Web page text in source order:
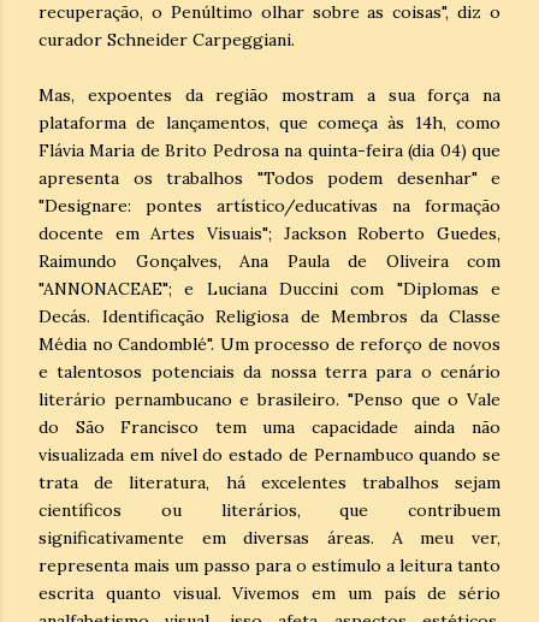
recuperação, o Penúltimo olhar sobre as coisas", diz o
curador Schneider Carpeggiani.
Mas, expoentes da região mostram a sua força na
plataforma de lançamentos, que começa às 14h, como
Flávia Maria de Brito Pedrosa na quinta-feira (dia 04) que
apresenta os trabalhos "Todos podem desenhar" e
"Designare: pontes artístico/educativas na formação
docente em Artes Visuais"; Jackson Roberto Guedes,
Raimundo Gonçalves, Ana Paula de Oliveira com
"ANNONACEAE"; e Luciana Duccini com "Diplomas e
Decás. Identificação Religiosa de Membros da Classe
Média no Candomblé". Um processo de reforço de novos
e talentosos potenciais da nossa terra para o cenário
literário pernambucano e brasileiro. "Penso que o Vale
do São Francisco tem uma capacidade ainda não
visualizada em nível do estado de Pernambuco quando se
trata de literatura, há excelentes trabalhos sejam
científicos ou literários, que contribuem
significativamente em diversas áreas. A meu ver,
representa mais um passo para o estímulo a leitura tanto
escrita quanto visual. Vivemos em um país de sério